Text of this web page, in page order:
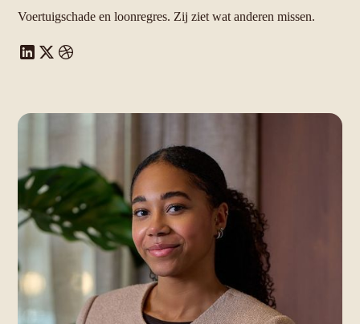
Voertuigschade en loonregres. Zij ziet wat anderen missen.